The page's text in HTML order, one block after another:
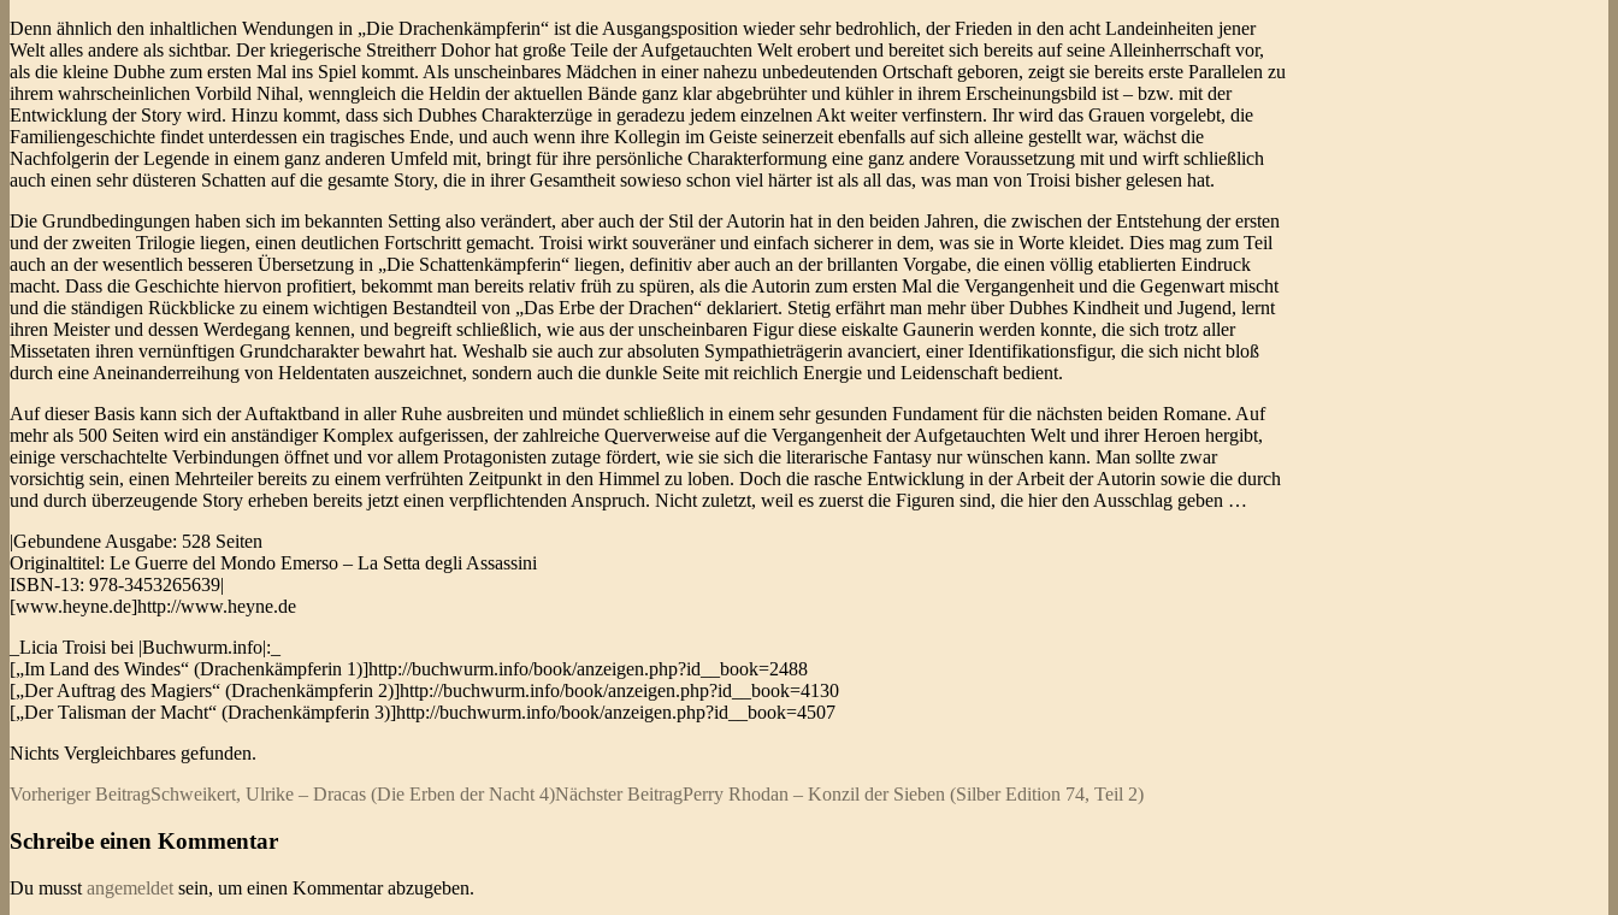
Denn ähnlich den inhaltlichen Wendungen in „Die Drachenkämpferin“ ist die Ausgangsposition wieder sehr bedrohlich, der Frieden in den acht Landeinheiten jener
Welt alles andere als sichtbar. Der kriegerische Streitherr Dohor hat große Teile der Aufgetauchten Welt erobert und bereitet sich bereits auf seine Alleinherrschaft vor,
als die kleine Dubhe zum ersten Mal ins Spiel kommt. Als unscheinbares Mädchen in einer nahezu unbedeutenden Ortschaft geboren, zeigt sie bereits erste Parallelen zu
ihrem wahrscheinlichen Vorbild Nihal, wenngleich die Heldin der aktuellen Bände ganz klar abgebrühter und kühler in ihrem Erscheinungsbild ist – bzw. mit der
Entwicklung der Story wird. Hinzu kommt, dass sich Dubhes Charakterzüge in geradezu jedem einzelnen Akt weiter verfinstern. Ihr wird das Grauen vorgelebt, die
Familiengeschichte findet unterdessen ein tragisches Ende, und auch wenn ihre Kollegin im Geiste seinerzeit ebenfalls auf sich alleine gestellt war, wächst die
Nachfolgerin der Legende in einem ganz anderen Umfeld mit, bringt für ihre persönliche Charakterformung eine ganz andere Voraussetzung mit und wirft schließlich
auch einen sehr düsteren Schatten auf die gesamte Story, die in ihrer Gesamtheit sowieso schon viel härter ist als all das, was man von Troisi bisher gelesen hat.
Die Grundbedingungen haben sich im bekannten Setting also verändert, aber auch der Stil der Autorin hat in den beiden Jahren, die zwischen der Entstehung der ersten
und der zweiten Trilogie liegen, einen deutlichen Fortschritt gemacht. Troisi wirkt souveräner und einfach sicherer in dem, was sie in Worte kleidet. Dies mag zum Teil
auch an der wesentlich besseren Übersetzung in „Die Schattenkämpferin“ liegen, definitiv aber auch an der brillanten Vorgabe, die einen völlig etablierten Eindruck
macht. Dass die Geschichte hiervon profitiert, bekommt man bereits relativ früh zu spüren, als die Autorin zum ersten Mal die Vergangenheit und die Gegenwart mischt
und die ständigen Rückblicke zu einem wichtigen Bestandteil von „Das Erbe der Drachen“ deklariert. Stetig erfährt man mehr über Dubhes Kindheit und Jugend, lernt
ihren Meister und dessen Werdegang kennen, und begreift schließlich, wie aus der unscheinbaren Figur diese eiskalte Gaunerin werden konnte, die sich trotz aller
Missetaten ihren vernünftigen Grundcharakter bewahrt hat. Weshalb sie auch zur absoluten Sympathieträgerin avanciert, einer Identifikationsfigur, die sich nicht bloß
durch eine Aneinanderreihung von Heldentaten auszeichnet, sondern auch die dunkle Seite mit reichlich Energie und Leidenschaft bedient.
Auf dieser Basis kann sich der Auftaktband in aller Ruhe ausbreiten und mündet schließlich in einem sehr gesunden Fundament für die nächsten beiden Romane. Auf
mehr als 500 Seiten wird ein anständiger Komplex aufgerissen, der zahlreiche Querverweise auf die Vergangenheit der Aufgetauchten Welt und ihrer Heroen hergibt,
einige verschachtelte Verbindungen öffnet und vor allem Protagonisten zutage fördert, wie sie sich die literarische Fantasy nur wünschen kann. Man sollte zwar
vorsichtig sein, einen Mehrteiler bereits zu einem verfrühten Zeitpunkt in den Himmel zu loben. Doch die rasche Entwicklung in der Arbeit der Autorin sowie die durch
und durch überzeugende Story erheben bereits jetzt einen verpflichtenden Anspruch. Nicht zuletzt, weil es zuerst die Figuren sind, die hier den Ausschlag geben …
|Gebundene Ausgabe: 528 Seiten
Originaltitel: Le Guerre del Mondo Emerso – La Setta degli Assassini
ISBN-13: 978-3453265639|
[www.heyne.de]http://www.heyne.de
_Licia Troisi bei |Buchwurm.info|:_
[„Im Land des Windes“ (Drachenkämpferin 1)]http://buchwurm.info/book/anzeigen.php?id__book=2488
[„Der Auftrag des Magiers“ (Drachenkämpferin 2)]http://buchwurm.info/book/anzeigen.php?id__book=4130
[„Der Talisman der Macht“ (Drachenkämpferin 3)]http://buchwurm.info/book/anzeigen.php?id__book=4507
Nichts Vergleichbares gefunden.
Beitragsnavigation
Vorheriger BeitragSchweikert, Ulrike – Dracas (Die Erben der Nacht 4)Nächster BeitragPerry Rhodan – Konzil der Sieben (Silber Edition 74, Teil 2)
Schreibe einen Kommentar
Du musst angemeldet sein, um einen Kommentar abzugeben.